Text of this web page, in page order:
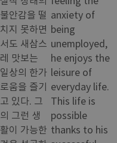
불안감을 떨
치지 못하면
서도 새삼스
레 맛보는
일상의 한가
로움을 즐기
고 있다. 그
의 그런 생
활이 가능한
anxiety of
being
unemployed,
he enjoys the
leisure of
everyday life.
This life is
possible
thanks to his